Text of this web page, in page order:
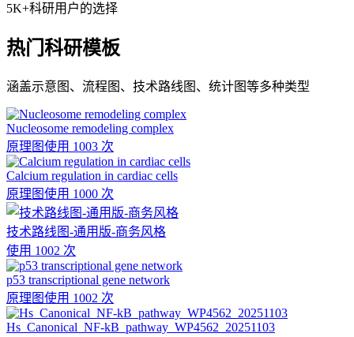
5K+科研用户的选择
热门科研模板
涵盖示意图、流程图、技术路线图、统计图等多种类型
Nucleosome remodeling complex
原理图使用 1003 次
Calcium regulation in cardiac cells
原理图使用 1000 次
技术路线图-通用版-商务风格
使用 1002 次
p53 transcriptional gene network
原理图使用 1002 次
Hs_Canonical_NF-kB_pathway_WP4562_20251103